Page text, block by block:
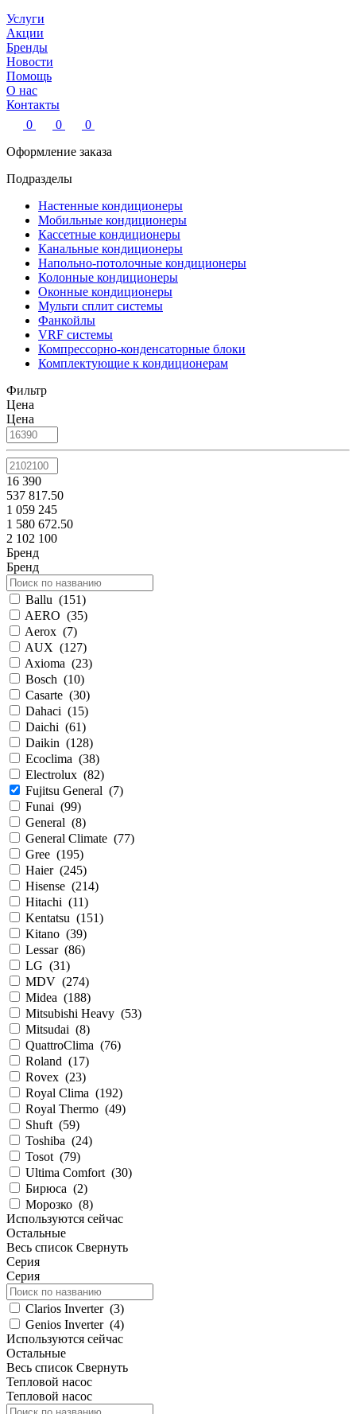
Услуги
Акции
Бренды
Новости
Помощь
О нас
Контакты
0
0
0
Оформление заказа
Подразделы
Настенные кондиционеры
Мобильные кондиционеры
Кассетные кондиционеры
Канальные кондиционеры
Напольно-потолочные кондиционеры
Колонные кондиционеры
Оконные кондиционеры
Мульти сплит системы
Фанкойлы
VRF системы
Компрессорно-конденсаторные блоки
Комплектующие к кондиционерам
Фильтр
Цена
Цена
16 390
537 817.50
1 059 245
1 580 672.50
2 102 100
Бренд
Бренд
Ballu (151)
AERO (35)
Aerox (7)
AUX (127)
Axioma (23)
Bosch (10)
Casarte (30)
Dahaci (15)
Daichi (61)
Daikin (128)
Ecoclima (38)
Electrolux (82)
Fujitsu General (7)
Funai (99)
General (8)
General Climate (77)
Gree (195)
Haier (245)
Hisense (214)
Hitachi (11)
Kentatsu (151)
Kitano (39)
Lessar (86)
LG (31)
MDV (274)
Midea (188)
Mitsubishi Heavy (53)
Mitsudai (8)
QuattroClima (76)
Roland (17)
Rovex (23)
Royal Clima (192)
Royal Thermo (49)
Shuft (59)
Toshiba (24)
Tosot (79)
Ultima Comfort (30)
Бирюса (2)
Морозко (8)
Используются сейчас
Остальные
Весь список Свернуть
Серия
Серия
Clarios Inverter (3)
Genios Inverter (4)
Используются сейчас
Остальные
Весь список Свернуть
Тепловой насос
Тепловой насос